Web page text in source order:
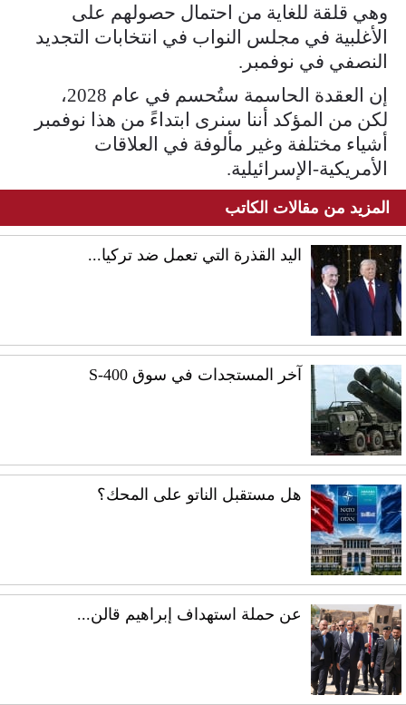
وهي قلقة للغاية من احتمال حصولهم على
الأغلبية في مجلس النواب في انتخابات التجديد
النصفي في نوفمبر.
إن العقدة الحاسمة ستُحسم في عام 2028،
لكن من المؤكد أننا سنرى ابتداءً من هذا نوفمبر
أشياء مختلفة وغير مألوفة في العلاقات
الأمريكية-الإسرائيلية.
المزيد من مقالات الكاتب
اليد القذرة التي تعمل ضد تركيا...
آخر المستجدات في سوق S-400
هل مستقبل الناتو على المحك؟
عن حملة استهداف إبراهيم قالن...